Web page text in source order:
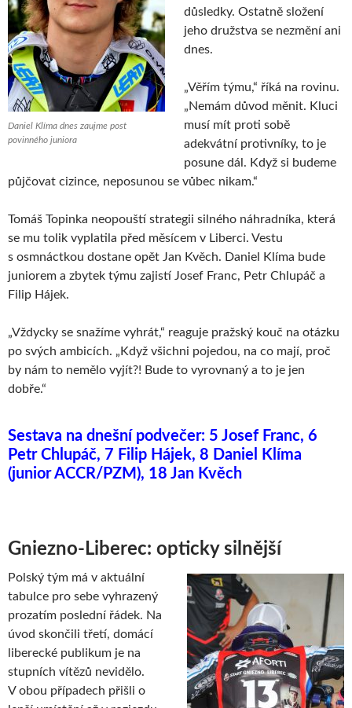
Daniel Klíma dnes zaujme post
povinného juniora
důsledky. Ostatně složení
jeho družstva se nezmění ani
dnes.
„Věřím týmu,“ říká na rovinu.
„Nemám důvod měnit. Kluci
musí mít proti sobě
adekvátní protivníky, to je
posune dál. Když si budeme
půjčovat cizince, neposunou se vůbec nikam.“
Tomáš Topinka neopouští strategii silného náhradníka, která
se mu tolik vyplatila před měsícem v Liberci. Vestu
s osmnáctkou dostane opět Jan Kvěch. Daniel Klíma bude
juniorem a zbytek týmu zajistí Josef Franc, Petr Chlupáč a
Filip Hájek.
„Vždycky se snažíme vyhrát,“ reaguje pražský kouč na otázku
po svých ambicích. „Když všichni pojedou, na co mají, proč
by nám to nemělo vyjít?! Bude to vyrovnaný a to je jen
dobře.“
Sestava na dnešní podvečer: 5 Josef Franc, 6
Petr Chlupáč, 7 Filip Hájek, 8 Daniel Klíma
(junior ACCR/PZM), 18 Jan Kvěch
Gniezno-Liberec: opticky silnější
Polský tým má v aktuální
tabulce pro sebe vyhrazený
prozatím poslední řádek. Na
úvod skončili třetí, domácí
liberecké publikum je na
stupních vítězů nevidělo.
V obou případech přišli o